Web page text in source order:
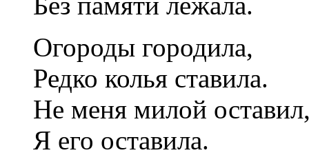
Огороды городила,
Редко колья ставила.
Не меня милой
Я его оставила.